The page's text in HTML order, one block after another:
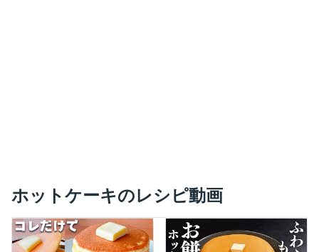
ホットケーキのレシピ動画